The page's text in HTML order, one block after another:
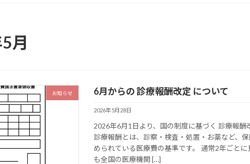
月
お知らせ 6月からの 診療報酬改定 について
2026年5月28日
2026年6月1日より、国の制度に基づく 診療報酬
診療報酬とは、診察・検査・処置・お薬など、
められている医療費の基準です。 通常2年ごと
も全国の医療機関 […]